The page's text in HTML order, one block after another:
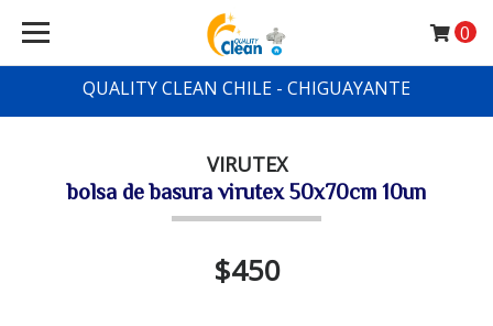
QUALITY CLEAN CHILE - CHIGUAYANTE
0
VIRUTEX
bolsa de basura virutex 50x70cm 10un
$450